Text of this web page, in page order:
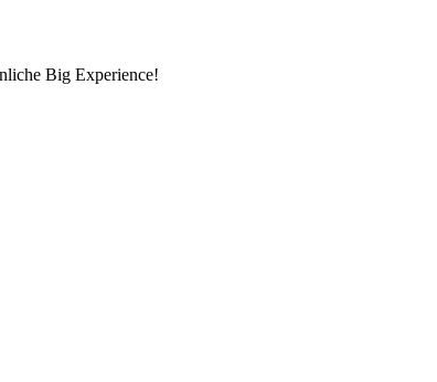
Big Experience!